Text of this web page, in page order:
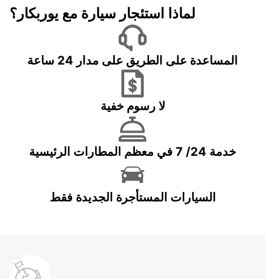
لماذا استئجار سيارة مع يوربكار؟
المساعدة على الطريق على مدار 24 ساعة
لا رسوم خفية
خدمة 24/ 7 في معظم المطارات الرئيسية
السيارات المستأجرة الجديدة فقط